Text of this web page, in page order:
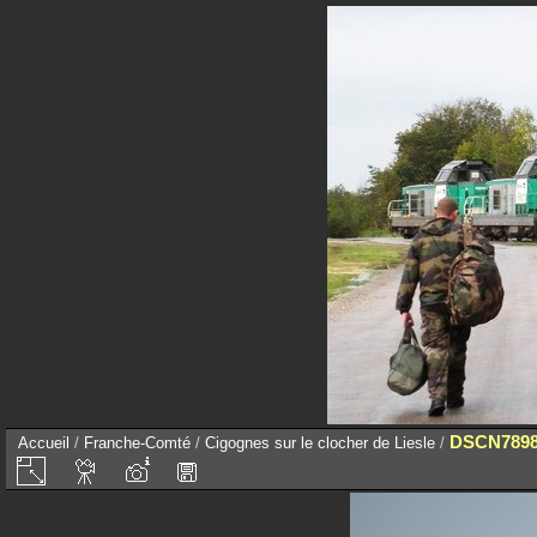
Accueil / Franche-Comté / Cigognes sur le clocher de Liesle /